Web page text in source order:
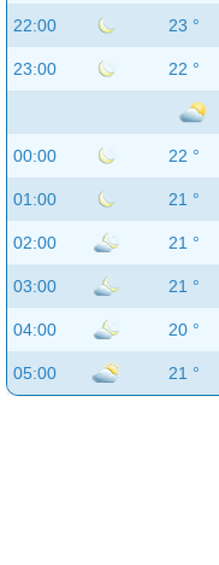
22:00 23 °
23:00 22 °
00:00 22 °
01:00 21 °
02:00 21 °
03:00 21 °
04:00 20 °
05:00 21 °